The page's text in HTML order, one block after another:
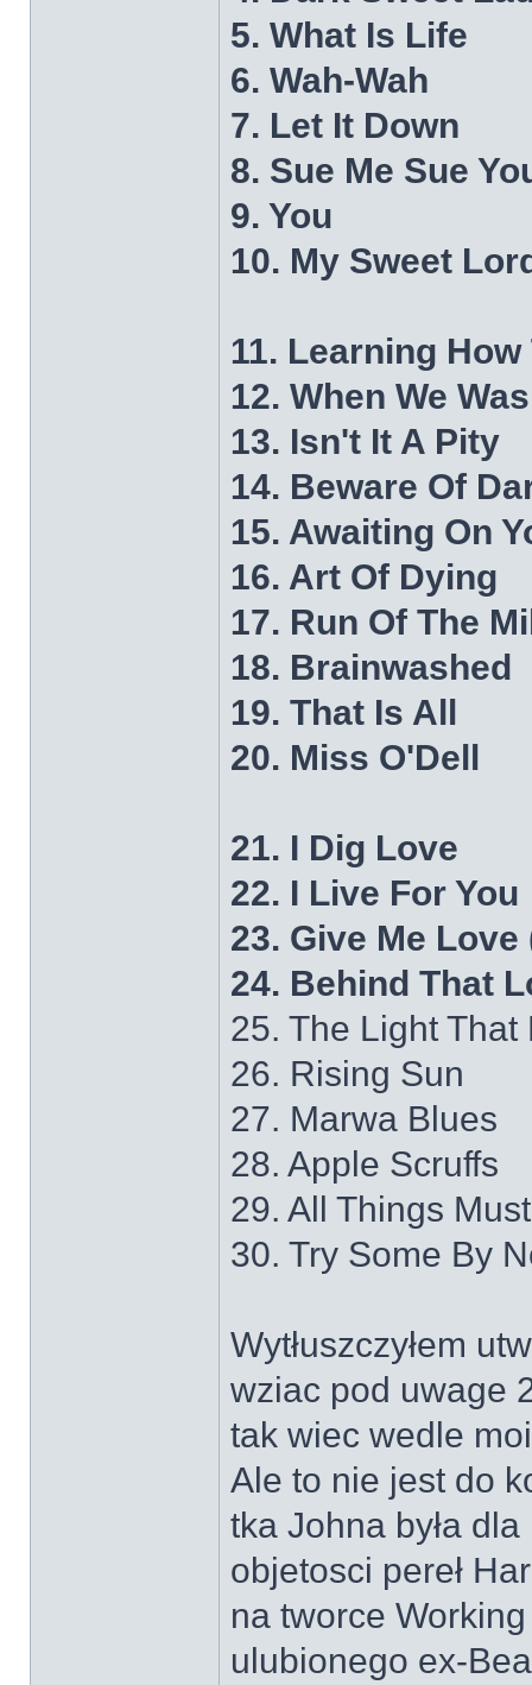
5. What Is Life
6. Wah-Wah
7. Let It Down
8. Sue Me Sue
9. You
10. My Sweet
11. Learning How
12. When We
13. Isn't It A Pity
14. Beware Of
15. Awaiting On
16. Art Of Dying
17. Run Of The
18. Brainwashed
19. That Is All
20. Miss O'Dell
21. I Dig Love
22. I Live For You
23. Give Me
24. Behind That
25. The Light
26. Rising Sun
27. Marwa Blues
28. Apple Scruffs
29. All Things
30. Try Some By
Wytłuszczyłem
wziac pod uwage
tak wiec wedle
Ale to nie jest do
tka Johna była
objetosci pereł
na tworce
ulubionego ex-